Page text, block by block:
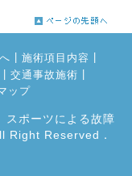
施術項目内容
交通事故施術
ップ
スポーツによる故障
Right Reserved．